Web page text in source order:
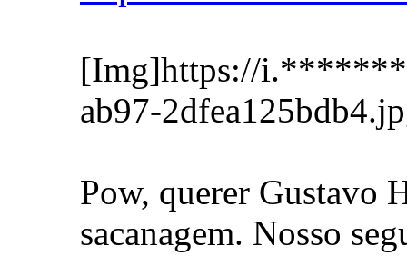
[Img]https://
ab97-
Pow, querer Gustavo
sacanagem. Nosso